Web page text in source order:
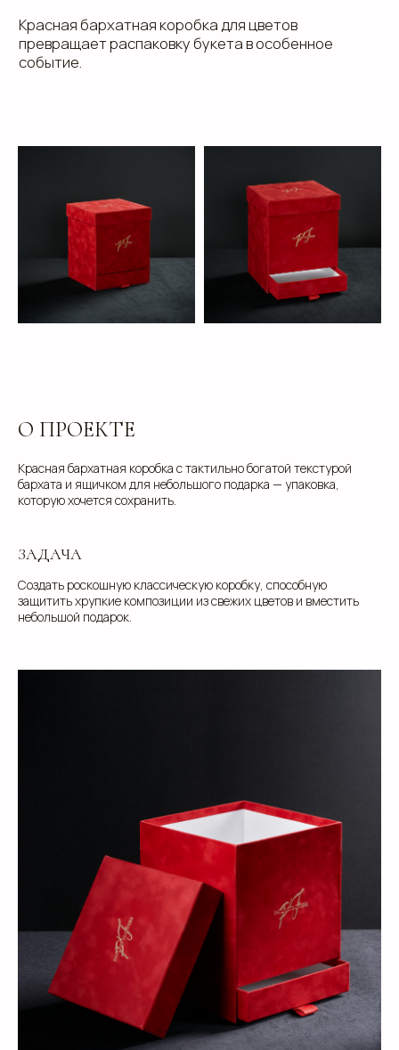
О ПРОЕКТЕ
Красная бархатная коробка с тактильно богатой текстурой
бархата и ящичком для небольшого подарка — упаковка,
которую хочется сохранить.
ЗАДАЧА
Создать роскошную классическую коробку, способную
защитить хрупкие композиции из свежих цветов и вместить
небольшой подарок.